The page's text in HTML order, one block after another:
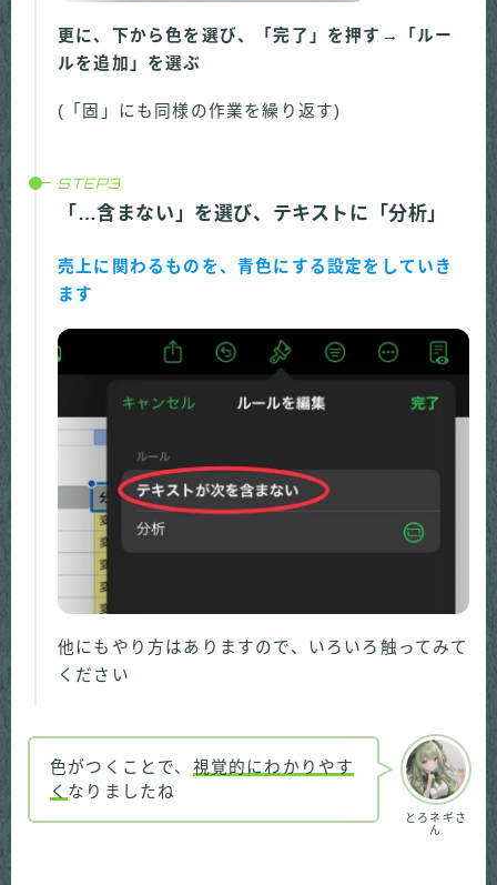
更に、下から色を選び、「完了」を押す→「ルー
ルを追加」を選ぶ
(「固」にも同様の作業を繰り返す)
「…含まない」を選び、テキストに「分析」
売上に関わるものを、青色にする設定をしていき
ます
他にもやり方はありますので、いろいろ触ってみて
ください
とろネギさ
ん
色がつくことで、 視覚的にわかりやす
く なりましたね